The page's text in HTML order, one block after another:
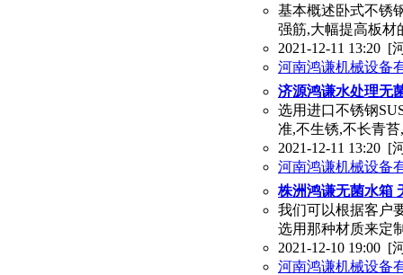
基本概述卧式不锈
强筋,大幅提高板材
2021-12-11 13:20 [
河南鸿谦机械设备
济源鸿谦水处理无
选用进口不锈钢
准,不生锈,不长青
2021-12-11 13:20 [
河南鸿谦机械设备
株洲鸿谦无菌水箱
我们可以根据客户
选用那种材质来定
2021-12-10 19:00 [
河南鸿谦机械设备